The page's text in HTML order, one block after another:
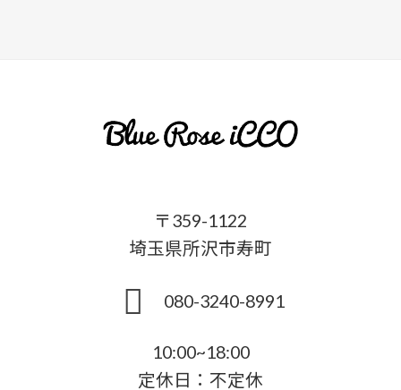
〒359-1122
埼玉県所沢市寿町
080-3240-8991
10:00~18:00
定休日：不定休